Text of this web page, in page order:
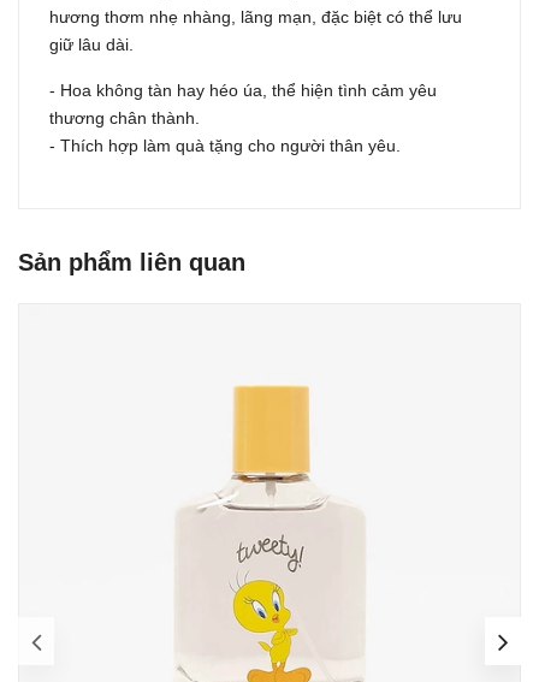
hương thơm nhẹ nhàng, lãng mạn, đặc biệt có thể lưu
giữ lâu dài.
- Hoa không tàn hay héo úa, thể hiện tình cảm yêu
thương chân thành.
- Thích hợp làm quà tặng cho người thân yêu.
Sản phẩm liên quan